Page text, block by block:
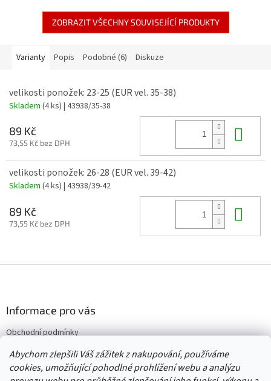
Abychom zlepšili Váš zážitek z nakupování, používáme
cookies, umožňující pohodlné prohlížení webu a analýzu
ZOBRAZIT VŠECHNY SOUVISEJÍCÍ PRODUKTY
Varianty Popis Podobné (6) Diskuze
velikosti ponožek: 23-25 (EUR vel. 35-38)
Skladem (4 ks) | 43938/35-38
89 Kč
73,55 Kč bez DPH
velikosti ponožek: 26-28 (EUR vel. 39-42)
Skladem (4 ks) | 43938/39-42
89 Kč
73,55 Kč bez DPH
í
Informace pro vás
Obchodní podmínky
Vrácení/výměna/reklamace
Velkoobchod